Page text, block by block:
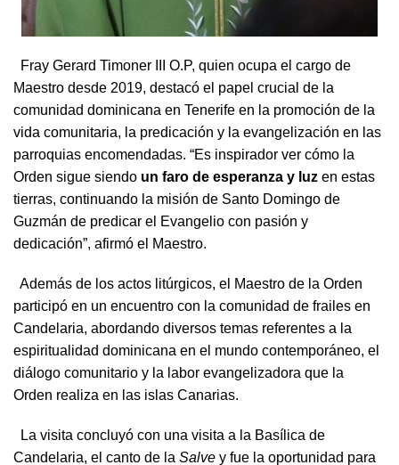
Fray Gerard Timoner III O.P, quien ocupa el cargo de
Maestro desde 2019, destacó el papel crucial de la
comunidad dominicana en Tenerife en la promoción de la
vida comunitaria, la predicación y la evangelización en las
parroquias encomendadas. “Es inspirador ver cómo la
Orden sigue siendo un faro de esperanza y luz en estas
tierras, continuando la misión de Santo Domingo de
Guzmán de predicar el Evangelio con pasión y
dedicación”, afirmó el Maestro.
Además de los actos litúrgicos, el Maestro de la Orden
participó en un encuentro con la comunidad de frailes en
Candelaria, abordando diversos temas referentes a la
espiritualidad dominicana en el mundo contemporáneo, el
diálogo comunitario y la labor evangelizadora que la
Orden realiza en las islas Canarias.
La visita concluyó con una visita a la Basílica de
Candelaria, el canto de la Salve y fue la oportunidad para